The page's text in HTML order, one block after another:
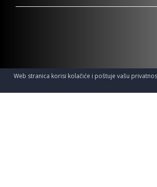
Web stranica korisi kolačiće i poštuje vašu